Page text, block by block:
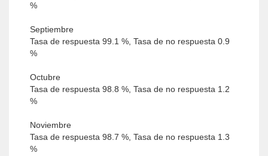
%
Septiembre
Tasa de respuesta 99.1 %, Tasa de no respuesta 0.9
%
Octubre
Tasa de respuesta 98.8 %, Tasa de no respuesta 1.2
%
Noviembre
Tasa de respuesta 98.7 %, Tasa de no respuesta 1.3
%